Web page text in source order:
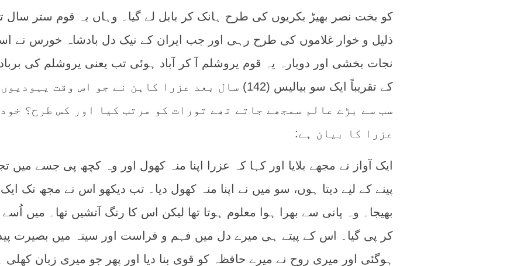
کو بخت نصر بھیڑ بکریوں کی طرح ہانک کر بابل لے گیا۔ وہاں یہ قوم ستر سال
ذلیل و خوار غلاموں کی طرح رہی اور جب ایران کے نیک دل بادشاہ خورس نے
نجات بخشی اور دوبارہ یہ قوم یروشلم آ کر آباد ہوئی تب یعنی یروشلم کی
کے تقریباً ایک سو بیالیس (142) سال بعد عزرا کاہن نے جو اس وقت
سب سے بڑے عالم سمجھے جاتے تھے تورات کو مرتب کیا اور کس طرح؟ خود
عزرا کا بیان ہے:
ایک آواز نے مجھے بلایا اور کہا کہ عزرا اپنا منہ کھول اور وہ کچھ پی جسے میں
پینے کے لیے دیتا ہوں، سو میں نے اپنا منہ کھول دیا۔ تب دیکھو اس نے مجھ تک ایک
بھیجا۔ وہ پانی سے بھرا ہوا معلوم ہوتا تھا لیکن اس کا رنگ آتشیں تھا۔ میں اُسے
کر پی گیا۔ اس کے پیتے ہی میرے دل میں فہم و فراست اور سینہ میں بصیرت
ہوگئی اور میری روح نے میرے حافظہ کو قوی بنا دیا اور پھر جو میری زبان کھلی